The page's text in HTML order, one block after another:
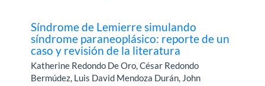
Síndrome de Lemierre simulando
síndrome paraneoplásico: reporte de un
caso y revisión de la literatura
Katherine Redondo De Oro, César Redondo
Bermúdez, Luis David Mendoza Durán, John